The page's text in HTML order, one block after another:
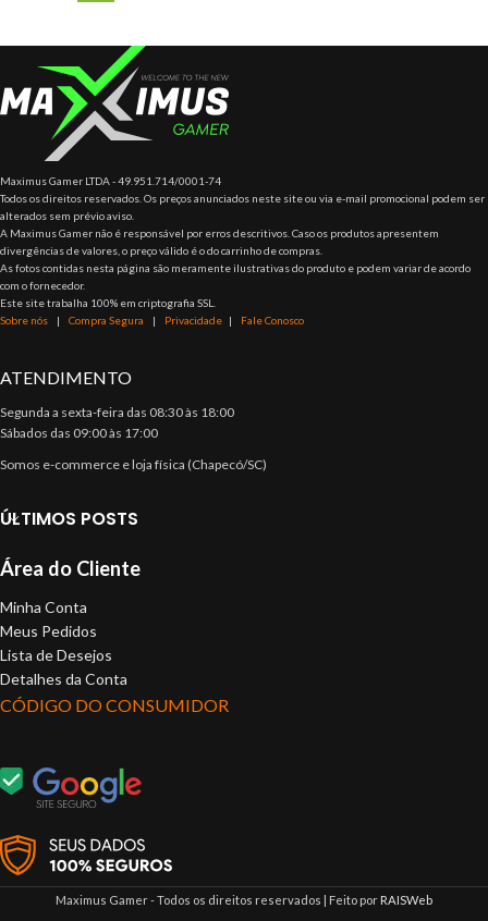
Maximus Gamer LTDA - 49.951.714/0001-74
Todos os direitos reservados. Os preços anunciados neste site ou via e-mail promocional podem ser
alterados sem prévio aviso.
A Maximus Gamer não é responsável por erros descritivos. Caso os produtos apresentem
divergências de valores, o preço válido é o do carrinho de compras.
As fotos contidas nesta página são meramente ilustrativas do produto e podem variar de acordo
com o fornecedor.
Este site trabalha 100% em criptografia SSL.
Sobre nós | Compra Segura | Privacidade | Fale Conosco
ATENDIMENTO
Segunda a sexta-feira das 08:30 às 18:00
Sábados das 09:00 às 17:00
Somos e-commerce e loja física (Chapecó/SC)
ÚLTIMOS POSTS
Área do Cliente
Minha Conta
Meus Pedidos
Lista de Desejos
Detalhes da Conta
CÓDIGO DO CONSUMIDOR
Maximus Gamer - Todos os direitos reservados | Feito por RAISWeb